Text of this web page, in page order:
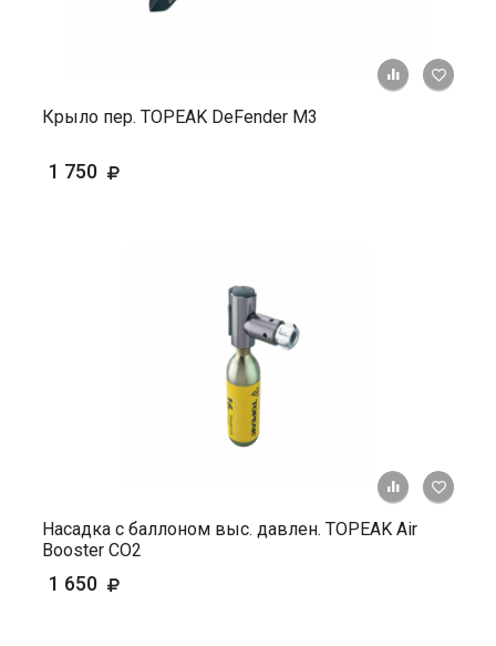
+ К
Крыло пер. TOPEAK DeFender М3
1 750
+ К
Насадка с баллоном выс. давлен. TOPEAK Air
Booster CO2
1 650